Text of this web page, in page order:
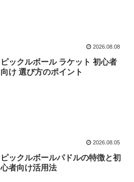
2026.08.08
ピックルボール ラケット 初心者
向け 選び方のポイント
2026.08.05
ピックルボールパドルの特徴と初
心者向け活用法